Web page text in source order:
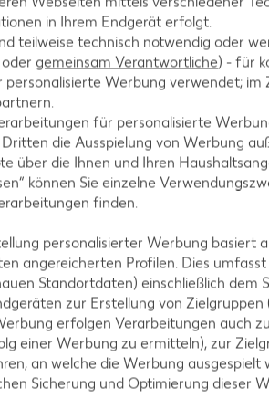
XTRA
je
in Ihrem Endgerät erfolgt.
teilweise technisch notwendig oder
oder gemeinsam Verantwortliche) - für
personalisierte Werbung verwendet;
für personalisierte
die Ausspielung von Werbung
über die Ihnen und Ihren
können Sie einzelne
finden.
personalisierter Werbung basiert
angereicherten Profilen. Dies
Standortdaten) einschließlich
zur Erstellung von
erfolgen Verarbeitungen auch
einer Werbung zu ermitteln), zur
an welche die Werbung
Sicherung und Optimierung dieser